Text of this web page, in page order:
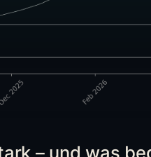
– und was